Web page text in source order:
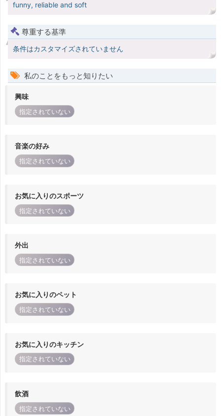
funny, reliable and soft
尊重する基準
条件はカスタマイズされていません
私のことをもっと知りたい
興味
指定されていない
音楽の好み
指定されていない
お気に入りのスポーツ
指定されていない
外出
指定されていない
お気に入りのペット
指定されていない
お気に入りのキッチン
指定されていない
飲酒
指定されていない